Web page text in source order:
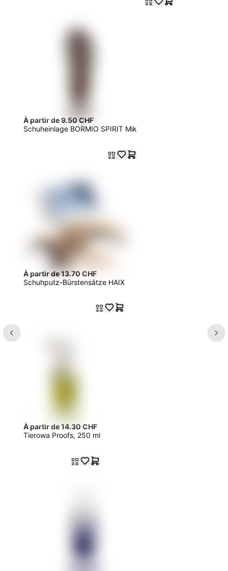
À partir de 9.50 CHF
Schuheinlage BORMIO SPIRIT Mik
À partir de 13.70 CHF
Schuhputz-Bürstensätze HAIX
À partir de 14.30 CHF
Tierowa Proofs, 250 ml